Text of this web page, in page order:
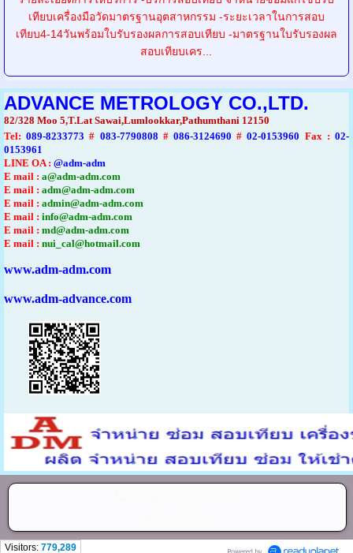
เทียบเครื่องมือวัดมาตรฐานอุตสาหกรรม -ระยะเวลาในการสอบ
เทียบ4-14วันพร้อมใบรับรองผลการสอบเทียบ -มาตรฐานใบรับรองผล
สอบเทียบเคร...
ADVANCE METROLOGY CO.,LTD.
82/328 Moo 5,T.Lat Sawai,Lumlookkar,Pathumthani 12150
Tel: 089-8233773 # 083-7790808 #086-3124690 #02-0153960 Fax :02-
0153961
LINE OA : @adm-adm
E mail : a@adm-adm.com
E mail : adm@adm-adm.com
E mail : admin@adm-adm.com
E mail : info@adm-adm.com
E mail : md@adm-adm.com
E mail : nui_cal@hotmail.com
www.adm-adm.com
www.adm-advance.com
Visitors: 779,289